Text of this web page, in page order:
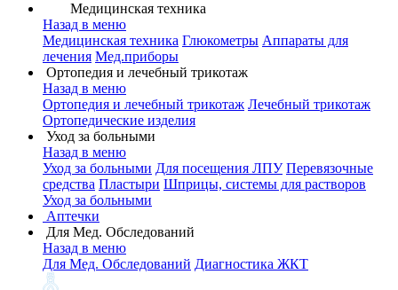
Медицинская техника
Назад в меню
Медицинская техника Глюкометры Аппараты для
лечения Мед.приборы
Ортопедия и лечебный трикотаж
Назад в меню
Ортопедия и лечебный трикотаж Лечебный трикотаж
Ортопедические изделия
Уход за больными
Назад в меню
Уход за больными Для посещения ЛПУ Перевязочные
средства Пластыри Шприцы, системы для растворов
Уход за больными
Аптечки
Для Мед. Обследований
Назад в меню
Для Мед. Обследований Диагностика ЖКТ